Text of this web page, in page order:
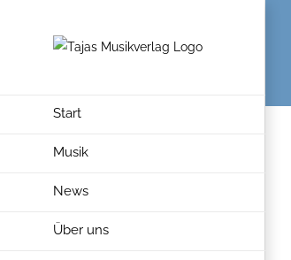
Start
Musik
News
Über uns